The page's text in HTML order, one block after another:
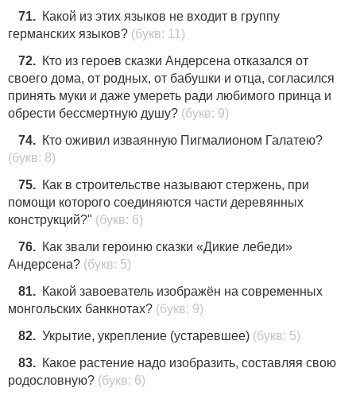
71. Какой из этих языков не входит в группу
германских языков? (букв: 11)
72. Кто из героев сказки Андерсена отказался от
своего дома, от родных, от бабушки и отца, согласился
принять муки и даже умереть ради любимого принца и
обрести бессмертную душу? (букв: 9)
74. Кто оживил изваянную Пигмалионом Галатею?
(букв: 8)
75. Как в строительстве называют стержень, при
помощи которого соединяются части деревянных
конструкций?" (букв: 6)
76. Как звали героиню сказки «Дикие лебеди»
Андерсена? (букв: 5)
81. Какой завоеватель изображён на современных
монгольских банкнотах? (букв: 9)
82. Укрытие, укрепление (устаревшее) (букв: 5)
83. Какое растение надо изобразить, составляя свою
родословную? (букв: 6)